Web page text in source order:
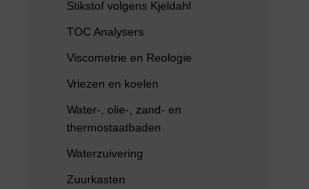
Stikstof volgens Kjeldahl
TOC Analysers
Viscometrie en Reologie
Vriezen en koelen
Water-, olie-, zand- en
thermostaatbaden
Waterzuivering
Zuurkasten